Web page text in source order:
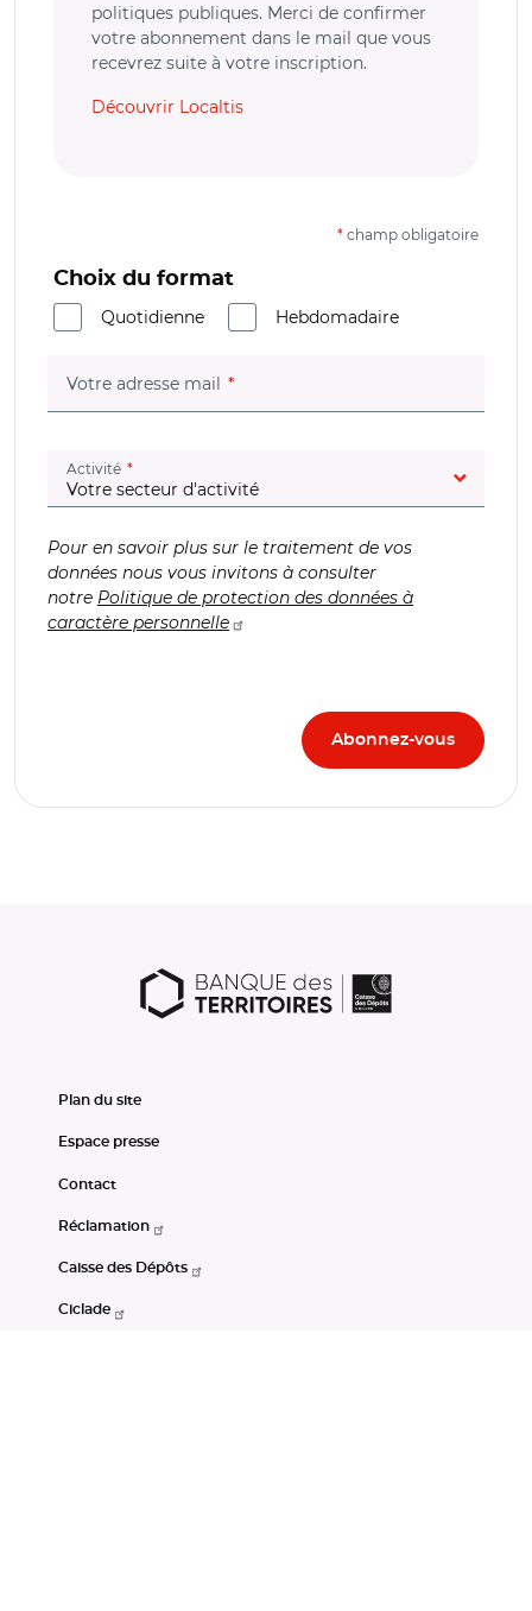
politiques publiques. Merci de confirmer
votre abonnement dans le mail que vous
recevrez suite à votre inscription.
Découvrir Localtis
* champ obligatoire
Choix du format
Quotidienne
Hebdomadaire
Votre adresse mail (champ obligatoire)
Activité (champ obligatoire)
Pour en savoir plus sur le traitement de vos
données nous vous invitons à consulter
notre Politique de protection des données à
caractère personnelle
Plan du site
Espace presse
Contact
Réclamation
Caisse des Dépôts
Ciclade